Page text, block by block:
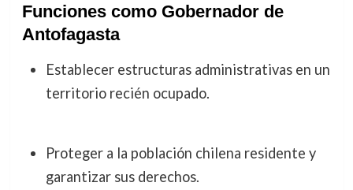
Funciones como Gobernador de
Antofagasta
Establecer estructuras administrativas en un
territorio recién ocupado.
Proteger a la población chilena residente y
garantizar sus derechos.